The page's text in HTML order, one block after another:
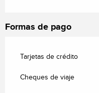
Formas de pago
Tarjetas de crédito
Cheques de viaje